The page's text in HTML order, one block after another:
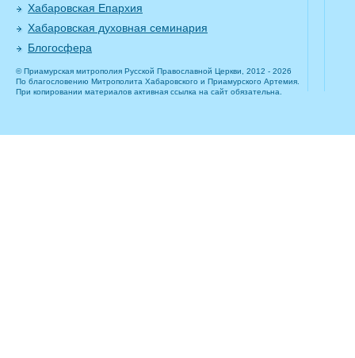
Хабаровская Епархия
Хабаровская духовная семинария
Блогосфера
© Приамурская митрополия Русской Православной Церкви, 2012 - 2026
По благословению Митрополита Хабаровского и Приамурского Артемия.
При копировании материалов активная ссылка на сайт обязательна.